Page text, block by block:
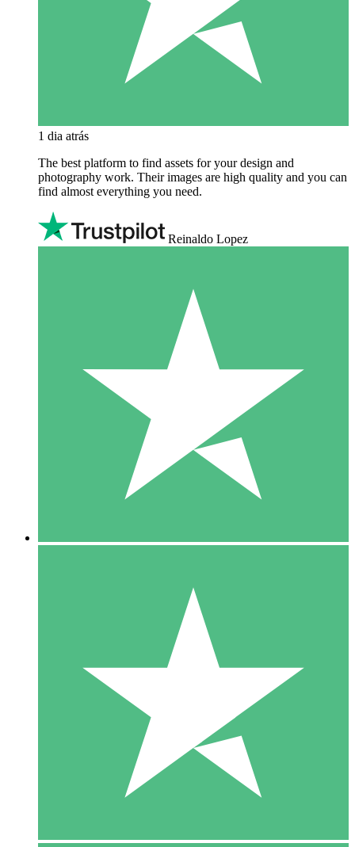
1 dia atrás
The best platform to find assets for your design and
photography work. Their images are high quality and you can
find almost everything you need.
Reinaldo Lopez